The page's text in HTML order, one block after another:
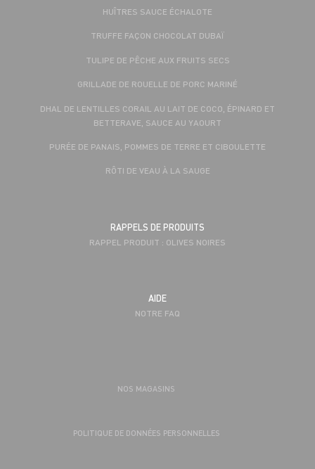
HUÎTRES SAUCE ÉCHALOTE
TRUFFE FAÇON CHOCOLAT DUBAÏ
TULIPE DE PÊCHE AUX FRUITS SECS
GRILLADE DE ROUELLE DE PORC MARINÉ
DHAL DE LENTILLES CORAIL AU LAIT DE COCO, ÉPINARD ET
BETTERAVE, SAUCE AU YAOURT
PURÉE DE PANAIS, POMMES DE TERRE ET CIBOULETTE
RÔTI DE VEAU À LA SAUGE
RAPPELS DE PRODUITS
RAPPEL PRODUIT : OLIVES NOIRES
AIDE
NOTRE FAQ
NOS MAGASINS
POLITIQUE DE DONNÉES PERSONNELLES